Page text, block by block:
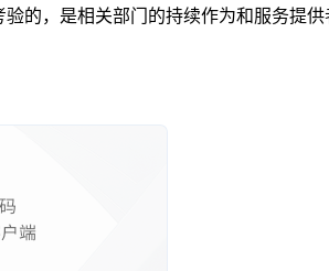
的，是相关部门的持续作为和服务提